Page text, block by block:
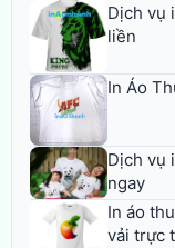
Dịch vụ
liền
In Áo
Dịch vụ
ngay
In áo
vải trực